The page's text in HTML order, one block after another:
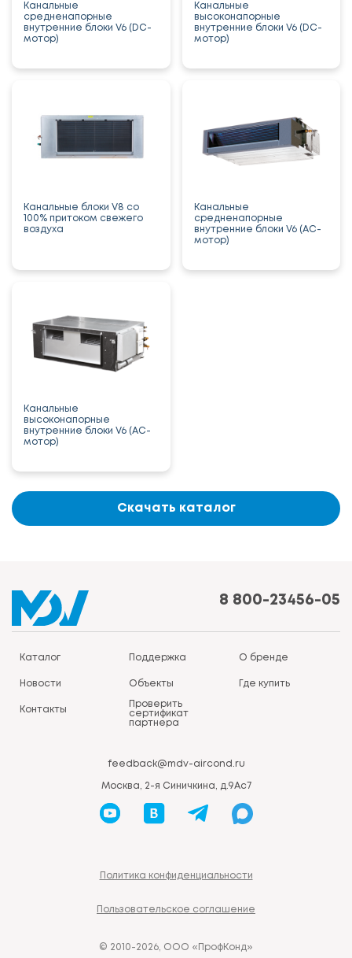
Канальные
средненапорные
внутренние блоки V6 (DC-
мотор)
Канальные
высоконапорные
внутренние блоки V6 (DC-
мотор)
Канальные блоки V8 со
100% притоком свежего
воздуха
Канальные
средненапорные
внутренние блоки V6 (AC-
мотор)
Канальные
высоконапорные
внутренние блоки V6 (AC-
мотор)
Скачать каталог
8 800-23456-05
Каталог Поддержка О бренде
Новости Объекты Где купить
Контакты
Проверить
сертификат
партнера
feedback@mdv-aircond.ru
Москва, 2-я Синичкина, д.9Ас7
Политика конфиденциальности
Пользовательское соглашение
© 2010-2026, ООО «ПрофКонд»